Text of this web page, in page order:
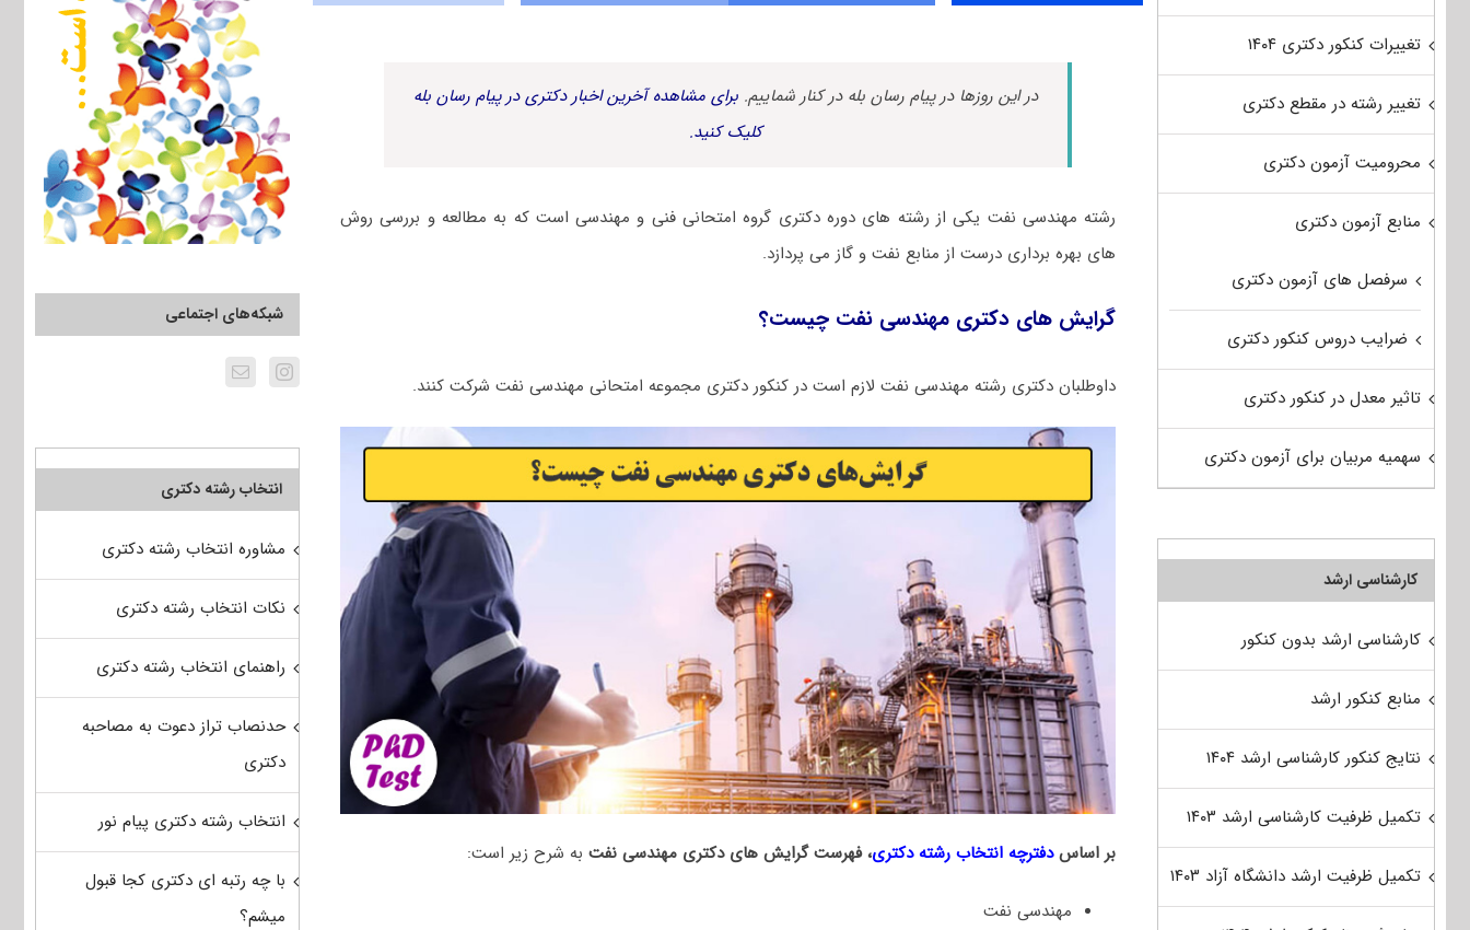
در این روزها در پیام رسان بله در کنار شماییم. برای مشاهده آخرین اخبار دکتری در پیام رسان بله
کلیک کنید.
رشته مهندسی نفت یکی از رشته های دوره دکتری گروه امتحانی فنی و مهندسی است که به مطالعه و بررسی روش
های بهره برداری درست از منابع نفت و گاز می پردازد.
گرایش های دکتری مهندسی نفت چیست؟
داوطلبان دکتری رشته مهندسی نفت لازم است در کنکور دکتری مجموعه امتحانی مهندسی نفت شرکت کنند.
بر اساسدفترچه انتخاب رشته دکتری، فهرست گرایش های دکتری مهندسی نفت به شرح زیر است:
مهندسی نفت
شبکه‌های اجتماعی
انتخاب رشته دکتری
مشاوره انتخاب رشته دکتری
نکات انتخاب رشته دکتری
راهنمای انتخاب رشته دکتری
حدنصاب تراز دعوت به مصاحبه
دکتری
انتخاب رشته دکتری پیام نور
با چه رتبه ای دکتری کجا قبول
میشم؟
تغییرات کنکور دکتری ۱۴۰۴
تغییر رشته در مقطع دکتری
محرومیت آزمون دکتری
منابع آزمون دکتری
سرفصل های آزمون دکتری
ضرایب دروس کنکور دکتری
تاثیر معدل در کنکور دکتری
سهمیه مربیان برای آزمون دکتری
کارشناسی ارشد
کارشناسی ارشد بدون کنکور
منابع کنکور ارشد
نتایج کنکور کارشناسی ارشد ۱۴۰۴
تکمیل ظرفیت کارشناسی ارشد ۱۴۰۳
تکمیل ظرفیت ارشد دانشگاه آزاد ۱۴۰۳